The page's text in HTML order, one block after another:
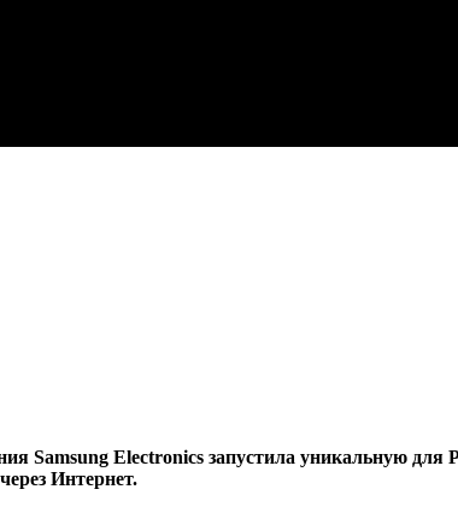
Samsung Electronics запустила уникальную
Интернет.